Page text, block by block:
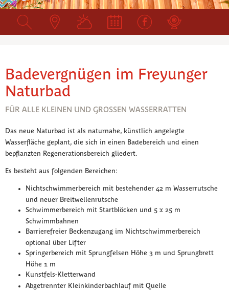
Badevergnügen im Freyunger
Naturbad
FÜR ALLE KLEINEN UND GROSSEN WASSERRATTEN
Das neue Naturbad ist als naturnahe, künstlich angelegte
Wasserfläche geplant, die sich in einen Badebereich und einen
bepflanzten Regenerationsbereich gliedert.
Es besteht aus folgenden Bereichen:
Nichtschwimmerbereich mit bestehender 42 m Wasserrutsche
und neuer Breitwellenrutsche
Schwimmerbereich mit Startblöcken und 5 x 25 m
Schwimmbahnen
Barrierefreier Beckenzugang im Nichtschwimmerbereich
optional über Lifter
Springerbereich mit Sprungfelsen Höhe 3 m und Sprungbrett
Höhe 1 m
Kunstfels-Kletterwand
Abgetrennter Kleinkinderbachlauf mit Quelle